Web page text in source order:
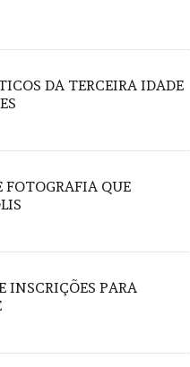
DA TERCEIRA IDADE
FOTOGRAFIA QUE
INSCRIÇÕES PARA